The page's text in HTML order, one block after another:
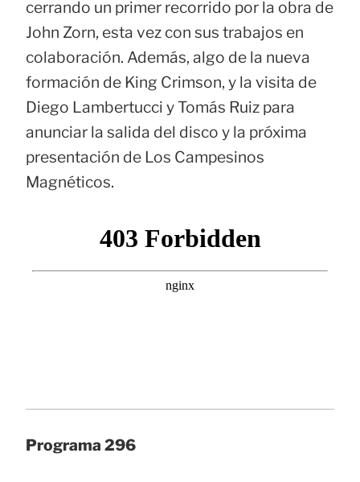
cerrando un primer recorrido por la obra de
John Zorn, esta vez con sus trabajos en
colaboración. Además, algo de la nueva
formación de King Crimson, y la visita de
Diego Lambertucci y Tomás Ruiz para
anunciar la salida del disco y la próxima
presentación de Los Campesinos
Magnéticos.
Programa 296